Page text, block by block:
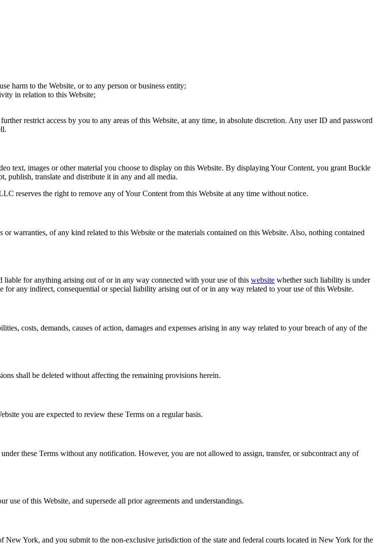
harm to the Website, or to any person or business entity;
in relation to this Website;
restrict access by you to any areas of this Website, at any time, in absolute discretion. Any user ID and password
text, images or other material you choose to display on this Website. By displaying Your Content, you grant Buckle
publish, translate and distribute it in any and all media.
reserves the right to remove any of Your Content from this Website at any time without notice.
warranties, of any kind related to this Website or the materials contained on this Website. Also, nothing contained
for anything arising out of or in any way connected with your use of this website whether such liability is under
any indirect, consequential or special liability arising out of or in any way related to your use of this Website.
costs, demands, causes of action, damages and expenses arising in any way related to your breach of any of the
shall be deleted without affecting the remaining provisions herein.
you are expected to review these Terms on a regular basis.
these Terms without any notification. However, you are not allowed to assign, transfer, or subcontract any of
of this Website, and supersede all prior agreements and understandings.
York, and you submit to the non-exclusive jurisdiction of the state and federal courts located in New York for the